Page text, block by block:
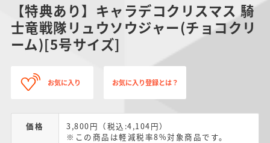
【特典あり】キャラデコクリスマス 騎
士竜戦隊リュウソウジャー(チョコクリ
ーム)[5号サイズ]
お気に入り お気に入り登録とは？
価格
3,800円（税込:4,104円）
※この商品は軽減税率8%対象商品です。